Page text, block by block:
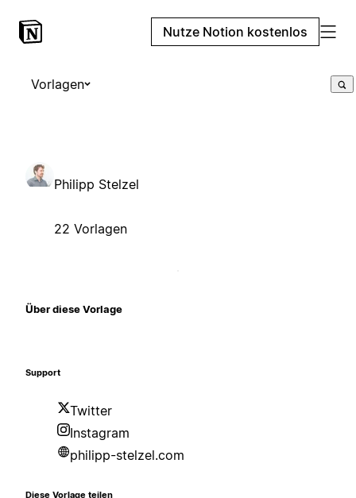
Nutze Notion kostenlos
Vorlagen
Philipp Stelzel
22 Vorlagen
Über diese Vorlage
Support
Twitter
Instagram
philipp-stelzel.com
Diese Vorlage teilen